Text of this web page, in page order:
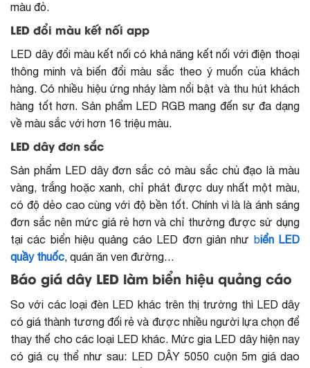
màu đỏ.
LED đổi màu kết nối app
LED dây đổi màu kết nối có khả năng kết nối với điện thoại
thông minh và biến đổi màu sắc theo ý muốn của khách
hàng. Có nhiều hiệu ứng nháy làm nổi bật và thu hút khách
hàng tốt hơn. Sản phẩm LED RGB mang đến sự đa dạng
về màu sắc với hơn 16 triệu màu.
LED dây đơn sắc
Sản phẩm LED dây đơn sắc có màu sắc chủ đạo là màu
vàng, trắng hoặc xanh, chỉ phát được duy nhất một màu,
có độ dẻo cao cùng với độ bền tốt. Chính vì là là ánh sáng
đơn sắc nên mức giá rẻ hơn và chỉ thường được sử dụng
tại các biển hiệu quảng cáo LED đơn giản như biển LED
quầy thuốc, quán ăn ven đường…
Báo giá dây LED làm biển hiệu quảng cáo
So với các loại đèn LED khác trên thị trường thì LED dây
có giá thành tương đối rẻ và được nhiều người lựa chọn để
thay thế cho các loại LED khác. Mức gia LED dây hiện nay
có giá cụ thể như sau: LED DÂY 5050 cuộn 5m giá dao